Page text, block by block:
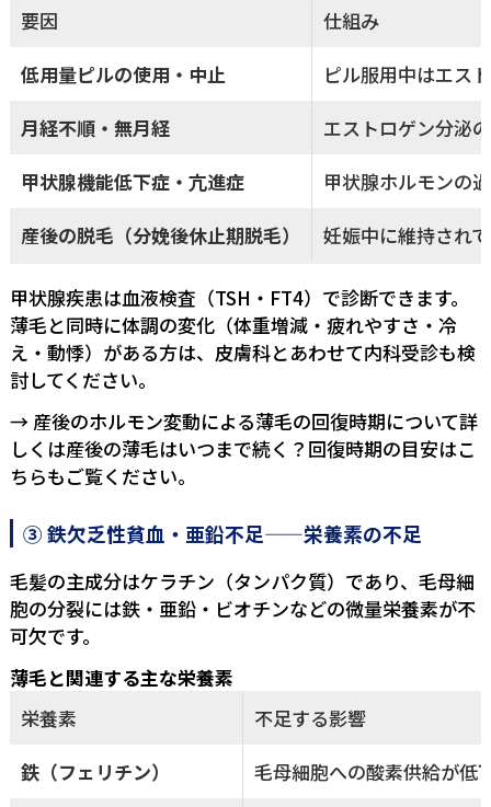
要因
仕組み
低用量ピルの使用・中止
ピル服用中はエス
月経不順・無月経
エストロゲン分泌
甲状腺機能低下症・亢進症
甲状腺ホルモンの
産後の脱毛（分娩後休止期脱毛）
妊娠中に維持され
甲状腺疾患は血液検査（TSH・FT4）で診断できます。
薄毛と同時に体調の変化（体重増減・疲れやすさ・冷
え・動悸）がある方は、皮膚科とあわせて内科受診も検
討してください。
→ 産後のホルモン変動による薄毛の回復時期について詳
しくは産後の薄毛はいつまで続く？回復時期の目安はこ
ちらもご覧ください。
③ 鉄欠乏性貧血・亜鉛不足——栄養素の不足
毛髪の主成分はケラチン（タンパク質）であり、毛母細
胞の分裂には鉄・亜鉛・ビオチンなどの微量栄養素が不
可欠です。
薄毛と関連する主な栄養素
栄養素
不足する影響
鉄（フェリチン）
毛母細胞への酸素供給が低